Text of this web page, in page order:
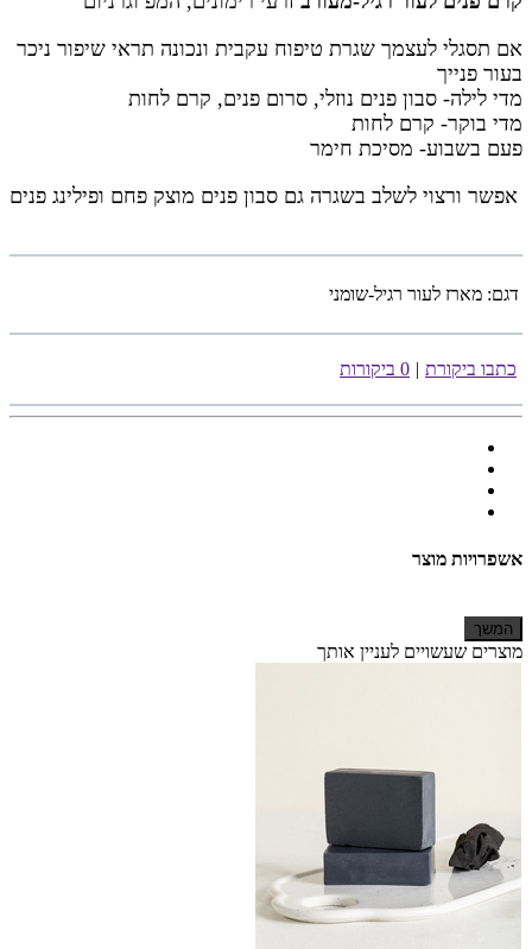
אם תסגלי לעצמך שגרת טיפוח עקבית ונכונה תראי שיפור ניכר
בעור פנייך
מדי לילה- סבון פנים נוזלי, סרום פנים, קרם לחות
מדי בוקר- קרם לחות
פעם בשבוע- מסיכת חימר
אפשר ורצוי לשלב בשגרה גם סבון פנים מוצק פחם ופילינג פנים
דגם: מארז לעור רגיל-שומני
כתבו ביקורת | 0 ביקורות
אשפרויות מוצר
המשך
מוצרים שעשויים לעניין אותך